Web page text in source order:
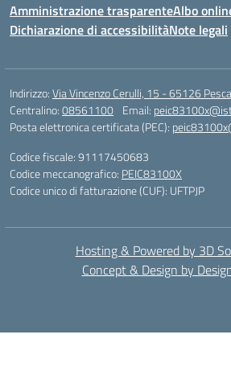
Amministrazione trasparenteAlbo
Dichiarazione di accessibilitàNote legali
Indirizzo:Via Vincenzo Cerulli, 15 - 65126
Centralino:08561100 Email:
Posta elettronica certificata (PEC):
Codice fiscale: 91117450683
Codice meccanografico: PEIC83100X
Codice unico di fatturazione (CUF): UFTPJP
Hosting & Powered by 3D
Concept & Design by